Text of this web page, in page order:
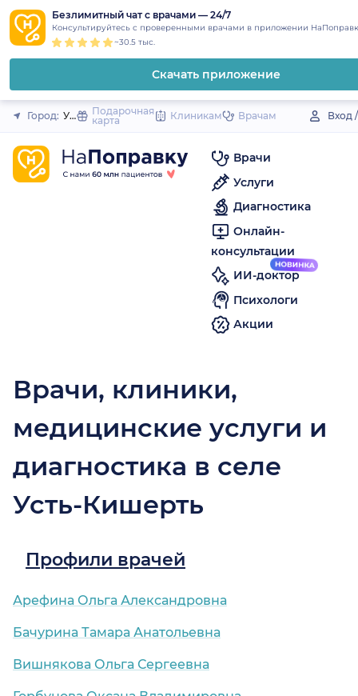
to
content
Безлимитный чат с врачами — 24/7
Консультируйтесь с проверенными врачами в приложении
~30.5 тыс.
Скачать приложение
Закрыть
Город: Усть-Кишерть (село)
Подарочная
карта
Клиникам Врачам Вход
Врачи
Услуги
Диагностика
Онлайн-
консультации
ИИ-доктор
Психологи
Акции
Врачи, клиники,
медицинские услуги и
диагностика в селе
Усть-Кишерть
Профили врачей
Арефина Ольга Александровна
Бачурина Тамара Анатольевна
Вишнякова Ольга Сергеевна